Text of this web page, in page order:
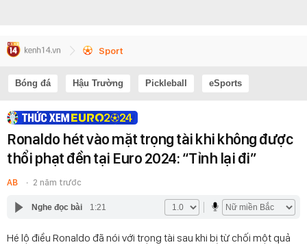
Sport
Bóng đá Hậu Trường Pickleball eSports
Ronaldo hét vào mặt trọng tài khi không được
thổi phạt đền tại Euro 2024: “Tỉnh lại đi”
AB 2 năm trước
Nghe đọc bài 1:21
Hé lộ điều Ronaldo đã nói với trọng tài sau khi bị từ chối một quả